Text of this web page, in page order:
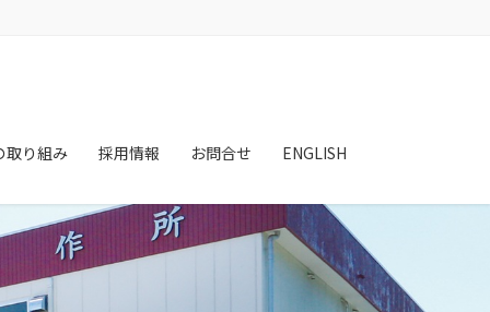
取り組み 採用情報 お問合せ ENGLISH